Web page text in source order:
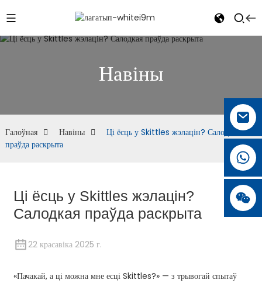
Навіны
Галоўная Навіны
Ці ёсць у Skittles жэлацін? Салодкая
праўда раскрыта
Ці ёсць у Skittles жэлацін?
Салодкая праўда раскрыта
22 красавіка 2025 г.
«Пачакай, а ці можна мне есці Skittles?» — з трывогай спытаў